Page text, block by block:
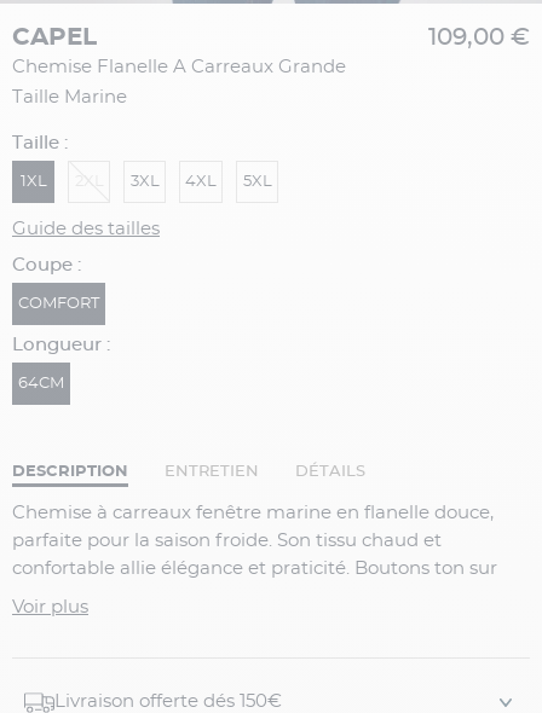
CAPEL
Chemise Flanelle A Carreaux Grande
Taille Marine
109,00 €
Taille :
1XL 3XL 4XL 5XL
Guide des tailles
Coupe :
COMFORT
Longueur :
64CM
DESCRIPTION ENTRETIEN DÉTAILS
Chemise à carreaux fenêtre marine en flanelle douce,
parfaite pour la saison froide. Son tissu chaud et
confortable allie élégance et praticité. Boutons ton sur
ton pour une finition discrète et soignée. Idéale pour un
Col classique boutonné
Voir plus
Livraison offerte dés 150€